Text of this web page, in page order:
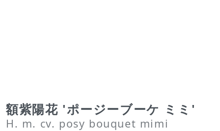
額紫陽花 'ポージーブーケ ミミ'
H. m. cv. posy bouquet mimi